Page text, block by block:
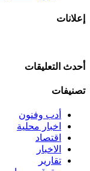
إعلانات
أحدث التعليقات
تصنيفات
أدب وفنون
اخبار محلية
اقتصاد
الاخبار
تقارير